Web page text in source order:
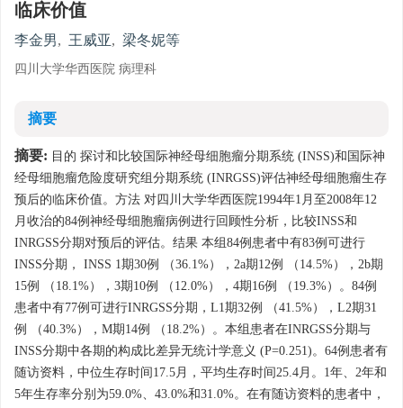
临床价值
李金男, 王威亚, 梁冬妮等
四川大学华西医院 病理科
摘要
摘要: 目的 探讨和比较国际神经母细胞瘤分期系统 (INSS)和国际神
经母细胞瘤危险度研究组分期系统 (INRGSS)评估神经母细胞瘤生存
预后的临床价值。方法 对四川大学华西医院1994年1月至2008年12
月收治的84例神经母细胞瘤病例进行回顾性分析，比较INSS和
INRGSS分期对预后的评估。结果 本组84例患者中有83例可进行
INSS分期， INSS 1期30例 （36.1%），2a期12例 （14.5%），2b期
15例 （18.1%），3期10例 （12.0%），4期16例 （19.3%）。84例
患者中有77例可进行INRGSS分期，L1期32例 （41.5%），L2期31
例 （40.3%），M期14例 （18.2%）。本组患者在INRGSS分期与
INSS分期中各期的构成比差异无统计学意义 (P=0.251)。64例患者有
随访资料，中位生存时间17.5月，平均生存时间25.4月。1年、2年和
5年生存率分别为59.0%、43.0%和31.0%。在有随访资料的患者中，